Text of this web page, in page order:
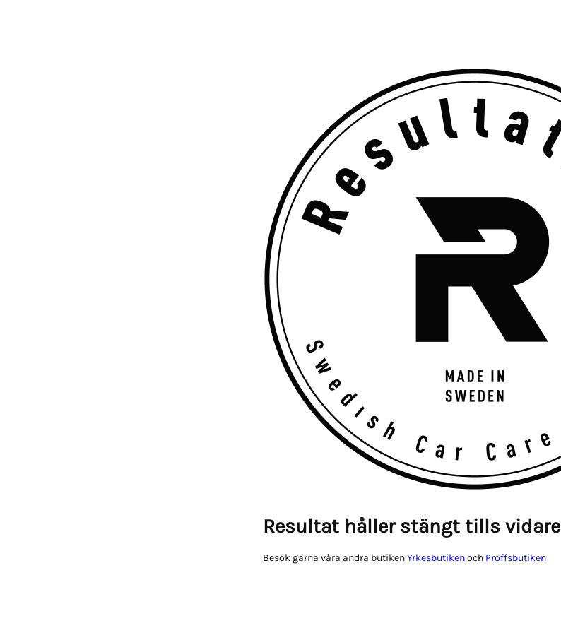
Resultat håller stängt tills vidare
Besök gärna våra andra butikenYrkesbutikenoch Proffsbutiken